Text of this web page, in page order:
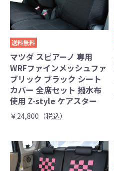
送料無料
マツダ スピアーノ 専用
WRFファインメッシュファ
ブリック ブラック シート
カバー 全席セット 撥水布
使用 Z-style ケアスター
￥24,800（税込）